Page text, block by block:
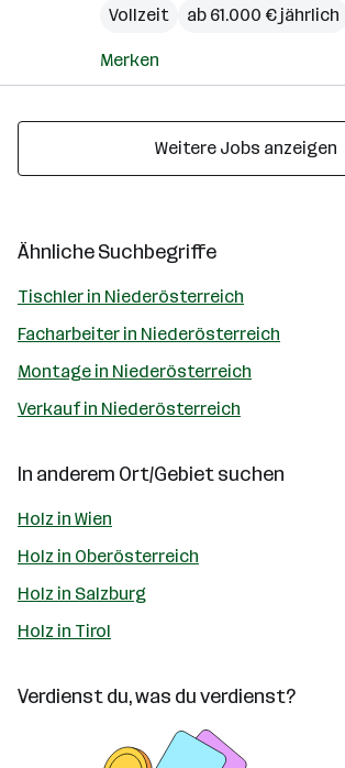
Vollzeit
ab 61.000 € jährlich
Merken
Weitere Jobs anzeigen
Ähnliche Suchbegriffe
Tischler in Niederösterreich
Facharbeiter in Niederösterreich
Montage in Niederösterreich
Verkauf in Niederösterreich
In anderem Ort/Gebiet suchen
Holz in Wien
Holz in Oberösterreich
Holz in Salzburg
Holz in Tirol
Verdienst du, was du verdienst?